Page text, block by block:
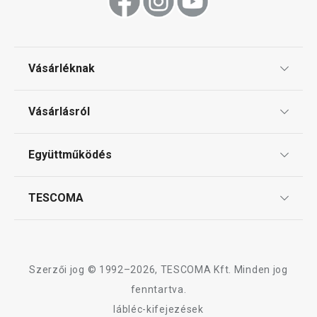
Vásárléknak
Gyakori kérdések
Vásárlásról
Reklamáció és termékvisszaküldés
Együttműködés
TESCOMA
Szerzői jog © 1992–2026, TESCOMA Kft. Minden jog
fenntartva.
lábléc-kifejezések